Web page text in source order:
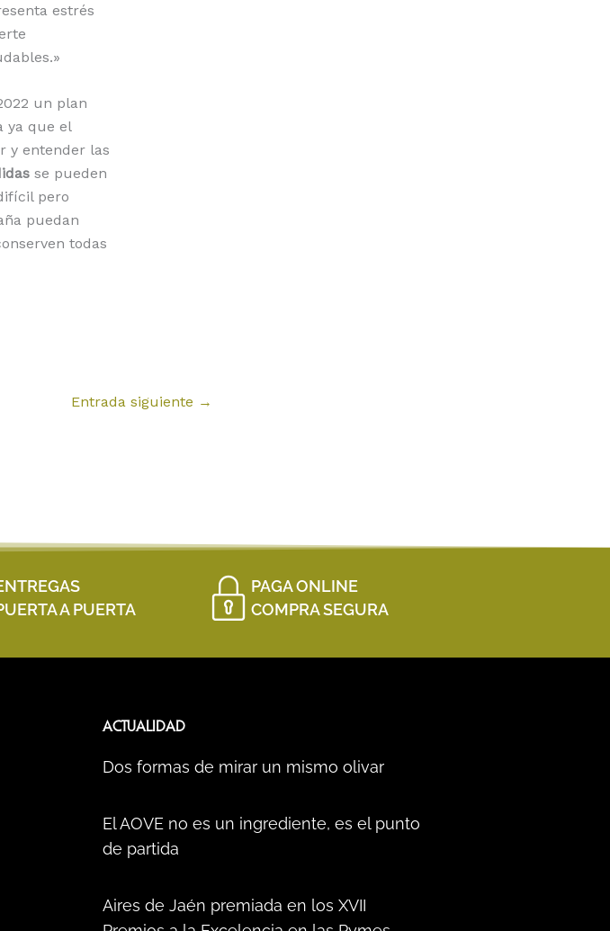
estrés
un plan
ya que el
y entender las
se pueden
pero
puedan
todas
Entrada siguiente →
A PUERTA
PAGA ONLINE
COMPRA SEGURA
ACTUALIDAD
Dos formas de mirar un mismo olivar
El AOVE no es un ingrediente, es el punto
de partida
Aires de Jaén premiada en los XVII